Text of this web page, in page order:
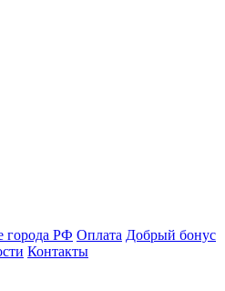
города РФ Оплата Добрый бонус
Контакты